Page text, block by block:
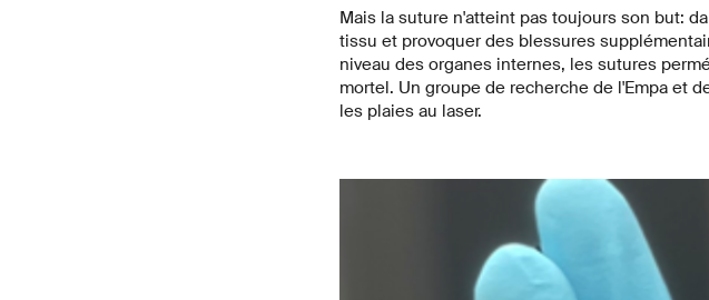
Mais la suture n'atteint pas toujours son but:
tissu et provoquer des blessures
niveau des organes internes, les sutures
mortel. Un groupe de recherche de l'Empa et
les plaies au laser.